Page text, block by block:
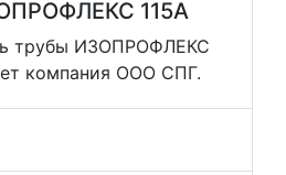
115А
трубы ИЗОПРОФЛЕКС
компания ООО СПГ.